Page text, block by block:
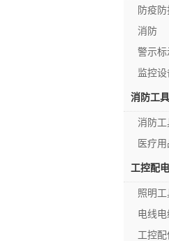
防疫防
消防
警示标
监控设
消防工
消防工
医疗用
工控配
照明工
电线电
工控配